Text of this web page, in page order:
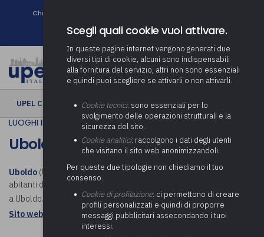
Chi siamo
Newsletter
UPEL CULTURA › Uboldo
LUOGHI IN COMUNE
Uboldo
Uboldo (Ubold in dialetto locale) è un comune italiano di 10 642
abitanti della provincia di Varese in Lombardia. Scopri cosa visitare
a Uboldo.
Sito web istituzionale: Comune di Uboldo
Scegli quali cookie vuoi attivare.
In queste pagine internet vengono generati due
diversi tipi di cookie, alcuni sono indispensabili
alla fornitura del servizio, altri non sono essenziali
e quindi puoi scegliere se attivarli o non attivarli.
Cookie tecnici: sono essenziali per lo
svolgimento delle operazioni strutturali e la
sicurezza del sito.
Cookie analitici: raccolgono i dati degli utenti
che visitano il sito web anonimizzandoli.
Per queste due tipologie non chiediamo il tuo
consenso.
Cookie di profilazione: ci permettono di creare
profili personalizzati e quindi di proporre
messaggi pubblicitari assecondando i tuoi
interessi.